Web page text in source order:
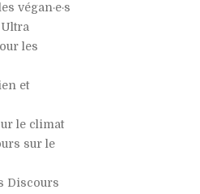
végan·e·s
Ultra
les
et
le climat
sur le
Discours